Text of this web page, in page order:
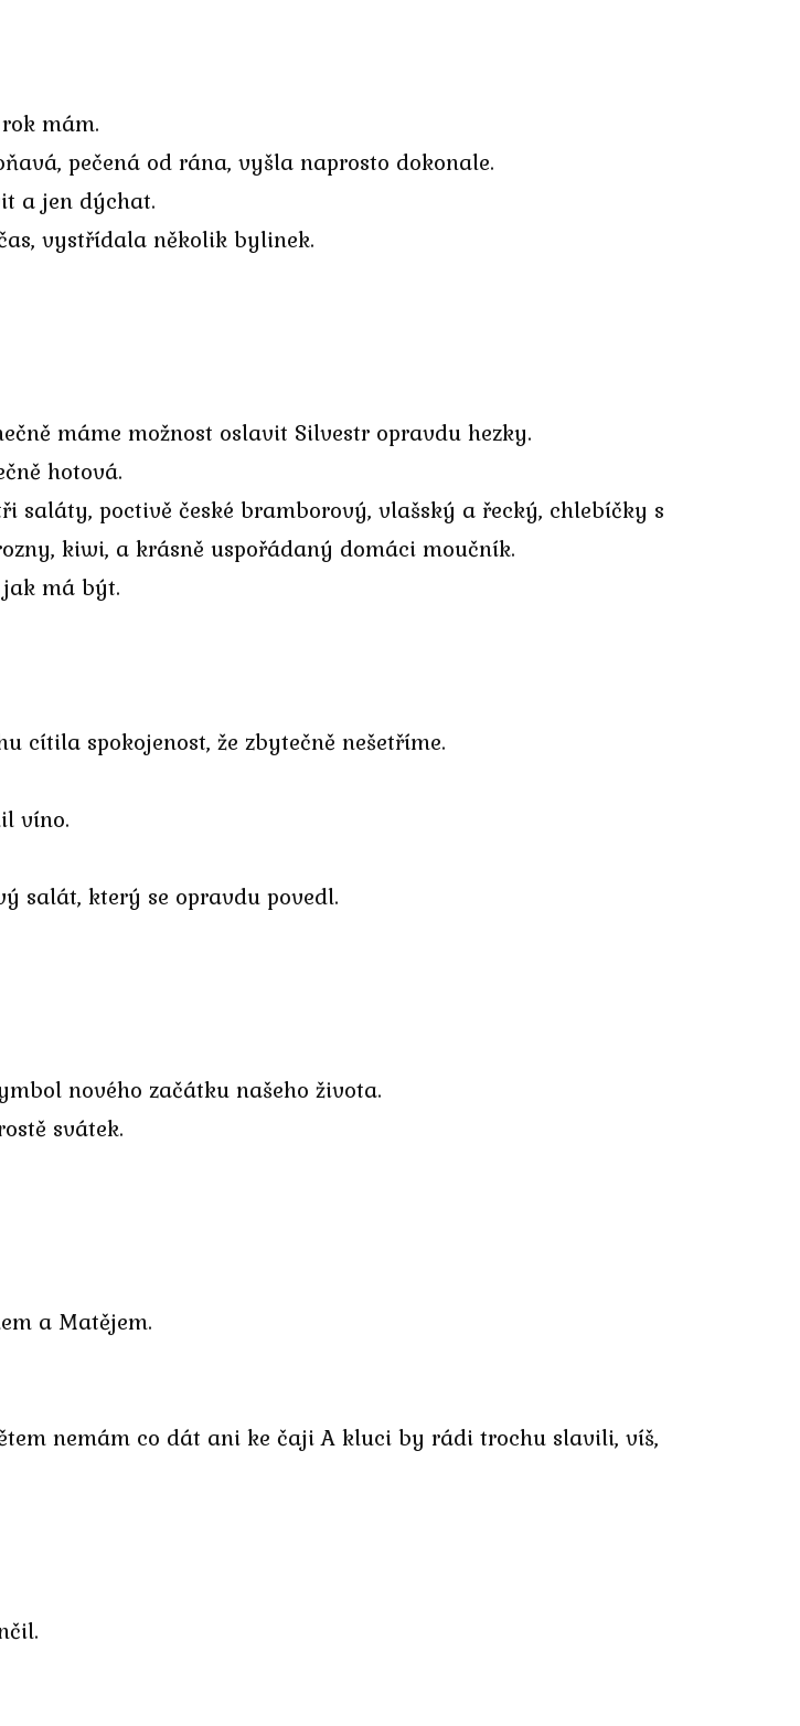
mám.
pečená od rána, vyšla naprosto dokonale.
a jen dýchat.
vystřídala několik bylinek.
máme možnost oslavit Silvestr opravdu hezky.
hotová.
saláty, poctivě české bramborový, vlašský a řecký, chlebíčky s
kiwi, a krásně uspořádaný domáci moučník.
má být.
cítila spokojenost, že zbytečně nešetříme.
víno.
salát, který se opravdu povedl.
nového začátku našeho života.
svátek.
a Matějem.
nemám co dát ani ke čaji A kluci by rádi trochu slavili, víš,